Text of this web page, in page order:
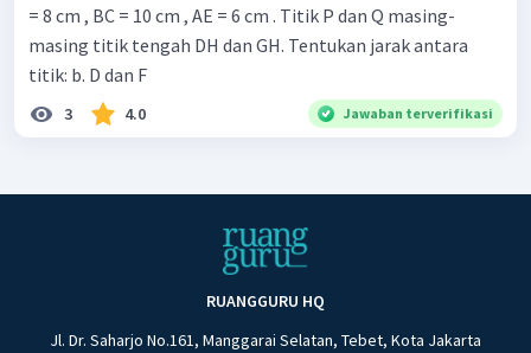
= 8 cm , BC = 10 cm , AE = 6 cm . Titik P dan Q masing-
masing titik tengah DH dan GH. Tentukan jarak antara
titik: b. D dan F
3 4.0 Jawaban terverifikasi
RUANGGURU HQ
Jl. Dr. Saharjo No.161, Manggarai Selatan, Tebet, Kota Jakarta